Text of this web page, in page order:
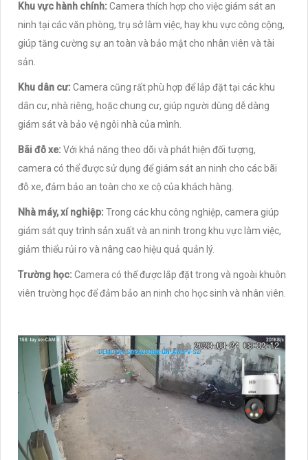
Khu vực hành chính: Camera thích hợp cho việc giám sát an
ninh tại các văn phòng, trụ sở làm việc, hay khu vực công cộng,
giúp tăng cường sự an toàn và bảo mật cho nhân viên và tài
sản.
Khu dân cư: Camera cũng rất phù hợp để lắp đặt tại các khu
dân cư, nhà riêng, hoặc chung cư, giúp người dùng dễ dàng
giám sát và bảo vệ ngôi nhà của mình.
Bãi đỗ xe: Với khả năng theo dõi và phát hiện đối tượng,
camera có thể được sử dụng để giám sát an ninh cho các bãi
đỗ xe, đảm bảo an toàn cho xe cộ của khách hàng.
Nhà máy, xí nghiệp: Trong các khu công nghiệp, camera giúp
giám sát quy trình sản xuất và an ninh trong khu vực làm việc,
giảm thiểu rủi ro và nâng cao hiệu quả quản lý.
Trường học: Camera có thể được lắp đặt trong và ngoài khuôn
viên trường học để đảm bảo an ninh cho học sinh và nhân viên.